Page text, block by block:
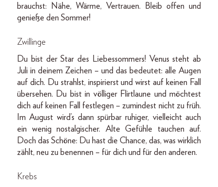
brauchst: Nähe, Wärme, Vertrauen. Bleib offen und
genieße den Sommer!
Zwillinge
Du bist der Star des Liebessommers! Venus steht ab
Juli in deinem Zeichen – und das bedeutet: alle Augen
auf dich. Du strahlst, inspirierst und wirst auf keinen Fall
übersehen. Du bist in völliger Flirtlaune und möchtest
dich auf keinen Fall festlegen – zumindest nicht zu früh.
Im August wird’s dann spürbar ruhiger, vielleicht auch
ein wenig nostalgischer. Alte Gefühle tauchen auf.
Doch das Schöne: Du hast die Chance, das, was wirklich
zählt, neu zu benennen – für dich und für den anderen.
Krebs